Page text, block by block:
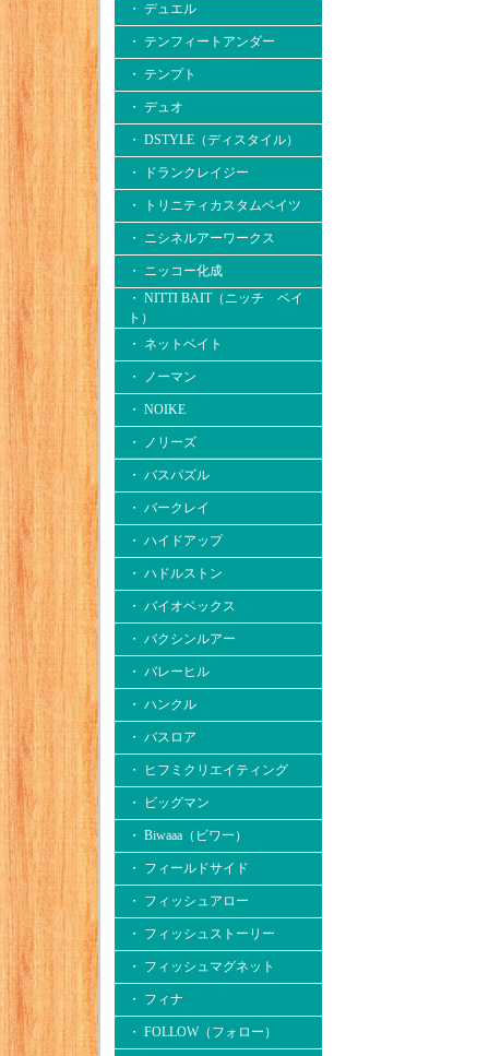
・ デュエル
・ テンフィートアンダー
・ テンプト
・ デュオ
・ DSTYLE（ディスタイル）
・ ドランクレイジー
・ トリニティカスタムベイツ
・ ニシネルアーワークス
・ ニッコー化成
・ NITTI BAIT（ニッチ ベイ
ト）
・ ネットベイト
・ ノーマン
・ NOIKE
・ ノリーズ
・ バスパズル
・ バークレイ
・ ハイドアップ
・ ハドルストン
・ バイオベックス
・ バクシンルアー
・ バレーヒル
・ ハンクル
・ バスロア
・ ヒフミクリエイティング
・ ビッグマン
・ Biwaaa（ビワー）
・ フィールドサイド
・ フィッシュアロー
・ フィッシュストーリー
・ フィッシュマグネット
・ フィナ
・ FOLLOW（フォロー）